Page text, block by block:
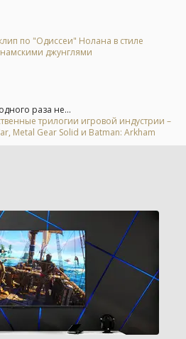
по "Одиссеи" Нолана в стиле
джунглями
раза не...
трилогии игровой индустрии –
Metal Gear Solid и Batman: Arkham